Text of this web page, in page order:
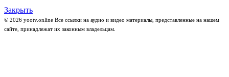
Закрыть
© 2026 yootv.online Все ссылки на аудио и видео материалы, представленные на нашем
сайте, принадлежат их законным владельцам.